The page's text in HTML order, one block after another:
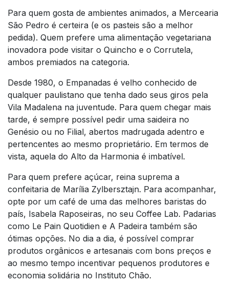
Para quem gosta de ambientes animados, a Mercearia
São Pedro é certeira (e os pasteis são a melhor
pedida). Quem prefere uma alimentação vegetariana
inovadora pode visitar o Quincho e o Corrutela,
ambos premiados na categoria.
Desde 1980, o Empanadas é velho conhecido de
qualquer paulistano que tenha dado seus giros pela
Vila Madalena na juventude. Para quem chegar mais
tarde, é sempre possível pedir uma saideira no
Genésio ou no Filial, abertos madrugada adentro e
pertencentes ao mesmo proprietário. Em termos de
vista, aquela do Alto da Harmonia é imbatível.
Para quem prefere açúcar, reina suprema a
confeitaria de Marília Zylbersztajn. Para acompanhar,
opte por um café de uma das melhores baristas do
país, Isabela Raposeiras, no seu Coffee Lab. Padarias
como Le Pain Quotidien e A Padeira também são
ótimas opções. No dia a dia, é possível comprar
produtos orgânicos e artesanais com bons preços e
ao mesmo tempo incentivar pequenos produtores e
economia solidária no Instituto Chão.